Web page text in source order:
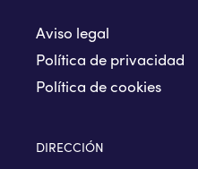
Aviso legal
Política de privacidad
Política de cookies
DIRECCIÓN